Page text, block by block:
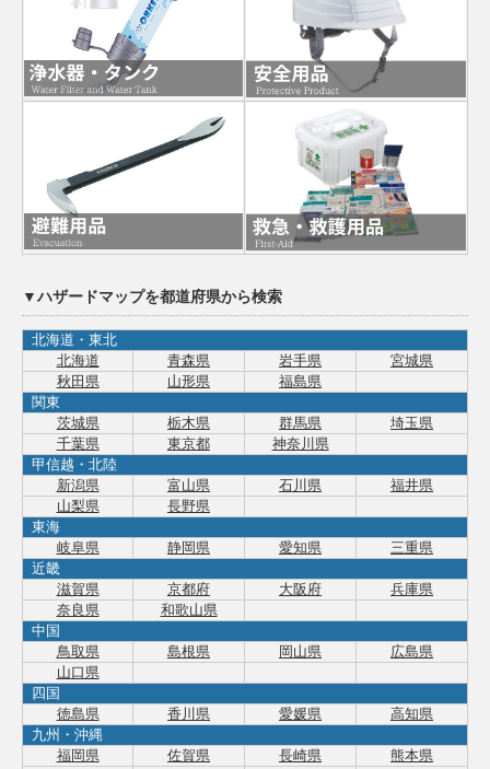
▼ハザードマップを都道府県から検索
北海道・東北
北海道
青森県 岩手県
宮城県
秋田県
山形県
福島県
関東
茨城県
栃木県 群馬県
埼玉県
千葉県
東京都
神奈川県
甲信越・北陸
新潟県
富山県 石川県
福井県
山梨県
長野県
東海
岐阜県
静岡県 愛知県
三重県
近畿
滋賀県
京都府 大阪府
兵庫県
奈良県
和歌山県
中国
鳥取県
島根県 岡山県
広島県
山口県
四国
徳島県
香川県 愛媛県
高知県
九州・沖縄
福岡県
佐賀県 長崎県
熊本県